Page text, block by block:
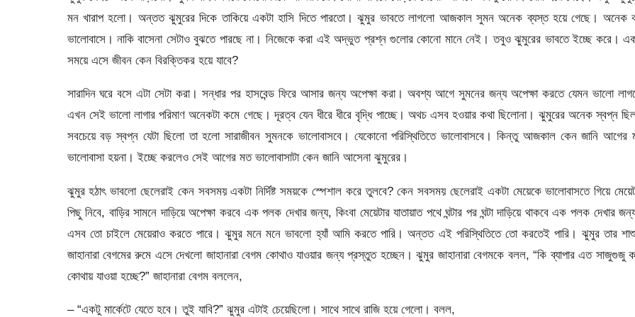
মন খারাপ হলো। অন্তত ঝুমুরের দিকে তাকিয়ে একটা হাসি দিতে পারতো। ঝুমুর ভাবতে লাগলো আজকাল সুমন অনেক ব্যস্ত হয়ে গেছে। অনেক
ভালোবাসে। নাকি বাসেনা সেটাও বুঝতে পারছে না। নিজেকে করা এই অদ্ভুত প্রশ্ন গুলোর কোনো মানে নেই। তবুও ঝুমুরের ভাবতে ইচ্ছে করে।
সময়ে এসে জীবন কেন বিরক্তিকর হয়ে যাবে?
সারাদিন ঘরে বসে এটা সেটা করা। সন্ধার পর হাসবেন্ড ফিরে আসার জন্য অপেক্ষা করা। অবশ্য আগে সুমনের জন্য অপেক্ষা করতে যেমন ভালো
এখন সেই ভালো লাগার পরিমাণ অনেকটা কমে গেছে। দূরত্ব যেন ধীরে ধীরে বৃদ্ধি পাচ্ছে। অথচ এসব হওয়ার কথা ছিলোনা। ঝুমুরের অনেক স্বপ্ন
সবচেয়ে বড় স্বপ্ন যেটা ছিলো তা হলো সারাজীবন সুমনকে ভালোবাসবে। যেকোনো পরিস্থিতিতে ভালোবাসবে। কিন্তু আজকাল কেন জানি আগের
ভালোবাসা হয়না। ইচ্ছে করলেও সেই আগের মত ভালোবাসাটা কেন জানি আসেনা ঝুমুরের।
ঝুমুর হঠাৎ ভাবলো ছেলেরাই কেন সবসময় একটা নির্দিষ্ট সময়কে স্পেশাল করে তুলবে? কেন সবসময় ছেলেরাই একটা মেয়েকে ভালোবাসতে গিয়ে
পিছু নিবে, বাড়ির সামনে দাড়িয়ে অপেক্ষা করবে এক পলক দেখার জন্য, কিংবা মেয়েটার যাতায়াত পথে ঘন্টার পর ঘন্টা দাড়িয়ে থাকবে এক পলক দেখার
এসব তো চাইলে মেয়েরাও করতে পারে। ঝুমুর মনে মনে ভাবলো হ্যাঁ আমি করতে পারি। অন্তত এই পরিস্থিতিতে তো করতেই পারি। ঝুমুর তার
জাহানারা বেগমের রুমে এসে দেখলো জাহানারা বেগম কোথাও যাওয়ার জন্য প্রস্তুত হচ্ছেন। ঝুমুর জাহানারা বেগমকে বলল, “কি ব্যাপার এত সাজুগুজু
কোথায় যাওয়া হচ্ছে?” জাহানারা বেগম বললেন,
– “একটু মার্কেটে যেতে হবে। তুই যাবি?” ঝুমুর এটাই চেয়েছিলো। সাথে সাথে রাজি হয়ে গেলো। বলল,